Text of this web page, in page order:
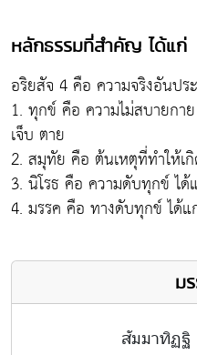
หลักธรรมที่สำคัญ ได้แก่
อริยสัจ 4 คือ ความจริงอันปร
1. ทุกข์ คือ ความไม่สบายกา
เจ็บ ตาย
2. สมุทัย คือ ต้นเหตุที่ทำให้
3. นิโรธ คือ ความดับทุกข์ ไ
4. มรรค คือ ทางดับทุกข์ ได้
ม
สัมมาทิฏฐิ